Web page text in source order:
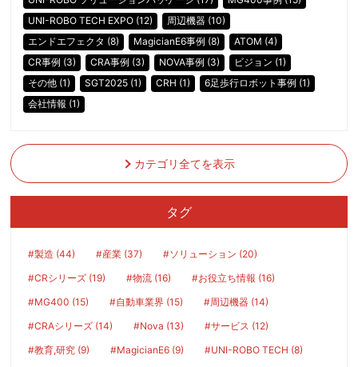
UNI-ROBO TECH EXPO (12)
周辺機器 (10)
エンドエフェクタ (8)
MagicianE6事例 (8)
ATOM (4)
CR事例 (3)
CRA事例 (3) NOVA事例 (3)
ビジョン (1)
その他 (1)
SGT2025 (1) CRH (1)
6足歩行ロボット事例 (1)
会社情報 (1)
カテゴリ全てを表示
タグ
#製造 (44) #産業 (37)
#ソリューション (20)
#CRシリーズ (19)
#物流 (16)
#お役立ち情報 (16)
#MG400 (15)
#自動車業界 (15)
#周辺機器 (14)
#CRAシリーズ (14)
#Nova (13)
#サービス (12)
#教育,研究 (9)
#MagicianE6 (9)
#UNI-ROBO TECH (8)